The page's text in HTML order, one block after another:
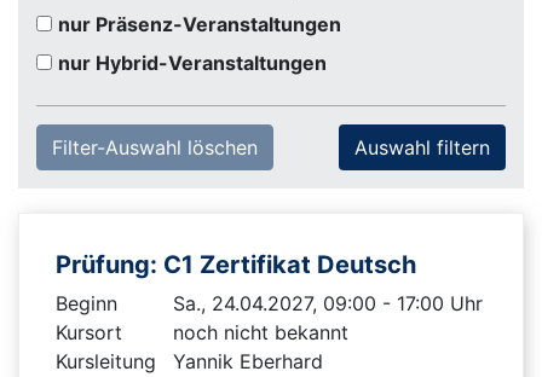
nur Präsenz-Veranstaltungen
nur Hybrid-Veranstaltungen
Filter-Auswahl löschen
Prüfung: C1 Zertifikat Deutsch
Beginn
Sa., 24.04.2027, 09:00 - 17:00 Uhr
Kursort
noch nicht bekannt
Kursleitung
Yannik Eberhard